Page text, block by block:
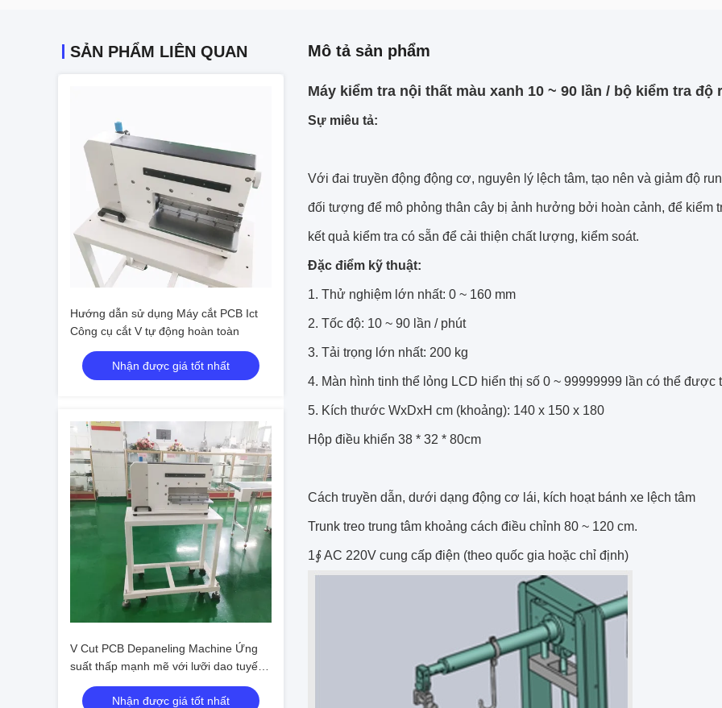
SẢN PHẨM LIÊN QUAN
Hướng dẫn sử dụng Máy cắt PCB Ict
Công cụ cắt V tự động hoàn toàn
Nhận được giá tốt nhất
V Cut PCB Depaneling Machine Ứng
suất thấp mạnh mẽ với lưỡi dao tuyến
Nhận được giá tốt nhất
Mô tả sản phẩm
Máy kiểm tra nội thất màu xanh 10 ~ 90 lần / bộ kiểm tra độ
Sự miêu tả:
Với đai truyền động động cơ, nguyên lý lệch tâm, tạo nên và giảm độ
đối tượng để mô phỏng thân cây bị ảnh hưởng bởi hoàn cảnh, để kiểm
kết quả kiểm tra có sẵn để cải thiện chất lượng, kiểm soát.
Đặc điểm kỹ thuật:
1. Thử nghiệm lớn nhất: 0 ~ 160 mm
2. Tốc độ: 10 ~ 90 lần / phút
3. Tải trọng lớn nhất: 200 kg
4. Màn hình tinh thể lỏng LCD hiển thị số 0 ~ 99999999 lần có thể được
5. Kích thước WxDxH cm (khoảng): 140 x 150 x 180
Hộp điều khiển 38 * 32 * 80cm
Cách truyền dẫn, dưới dạng động cơ lái, kích hoạt bánh xe lệch tâm
Trunk treo trung tâm khoảng cách điều chỉnh 80 ~ 120 cm.
1∮ AC 220V cung cấp điện (theo quốc gia hoặc chỉ định)